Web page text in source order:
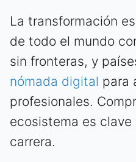
La transformación
de todo el mundo
sin fronteras, y
nómada digital para
profesionales.
ecosistema es
carrera.